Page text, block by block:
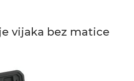
vijaka bez matice